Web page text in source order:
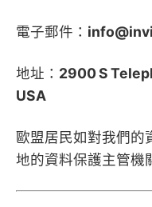
電子郵件：
地址： 2900 S
USA
歐盟居民如對我們的
地的資料保護主管機